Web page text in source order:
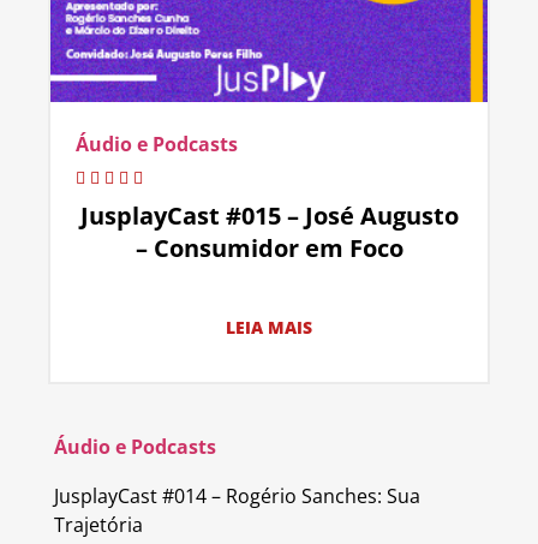
Áudio e Podcasts
JusplayCast #015 – José Augusto
– Consumidor em Foco
LEIA MAIS
Áudio e Podcasts
JusplayCast #014 – Rogério Sanches: Sua
Trajetória